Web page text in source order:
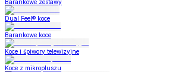
Barankowe zestawy
Dual Feel® koce
Barankowe koce
Koce i śpiwory telewizyjne
Koce z mikropluszu